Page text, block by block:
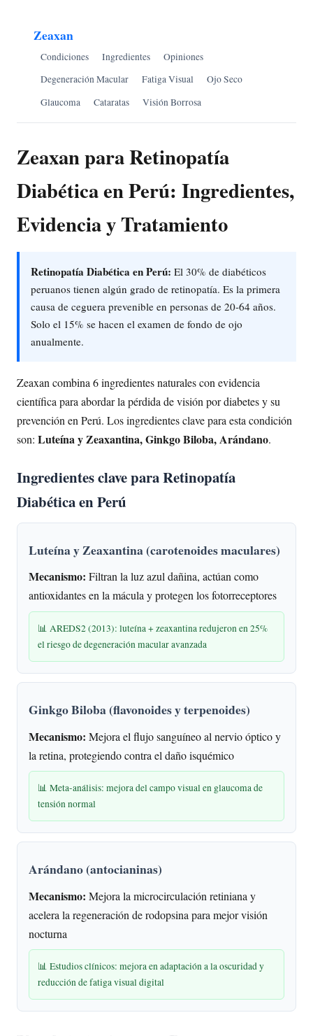
Zeaxan
Condiciones Ingredientes
Opiniones
Degeneración Macular
Fatiga Visual
Ojo Seco
Glaucoma
Cataratas Visión Borrosa
Zeaxan para Retinopatía
Diabética en Perú: Ingredientes,
Evidencia y Tratamiento
Retinopatía Diabética en Perú: El 30% de diabéticos
peruanos tienen algún grado de retinopatía. Es la primera
causa de ceguera prevenible en personas de 20-64 años.
Solo el 15% se hacen el examen de fondo de ojo
anualmente.
Zeaxan combina 6 ingredientes naturales con evidencia
científica para abordar la pérdida de visión por diabetes y su
prevención en Perú. Los ingredientes clave para esta condición
son: Luteína y Zeaxantina, Ginkgo Biloba, Arándano.
Ingredientes clave para Retinopatía
Diabética en Perú
Luteína y Zeaxantina (carotenoides maculares)
Mecanismo: Filtran la luz azul dañina, actúan como
antioxidantes en la mácula y protegen los fotorreceptores
📊 AREDS2 (2013): luteína + zeaxantina redujeron en 25%
el riesgo de degeneración macular avanzada
Ginkgo Biloba (flavonoides y terpenoides)
Mecanismo: Mejora el flujo sanguíneo al nervio óptico y
la retina, protegiendo contra el daño isquémico
📊 Meta-análisis: mejora del campo visual en glaucoma de
tensión normal
Arándano (antocianinas)
Mecanismo: Mejora la microcirculación retiniana y
acelera la regeneración de rodopsina para mejor visión
nocturna
📊 Estudios clínicos: mejora en adaptación a la oscuridad y
reducción de fatiga visual digital